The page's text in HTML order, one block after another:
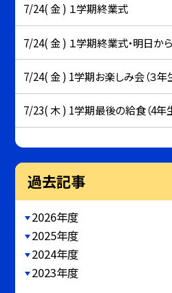
7/24( 金 ) １学期終業式
7/24( 金 ) １学期終業式・明日から
7/24( 金 ) 1学期お楽しみ会（３年
7/23( 木 ) 1学期最後の給食（4年
過去記事
2026年度
2025年度
2024年度
2023年度